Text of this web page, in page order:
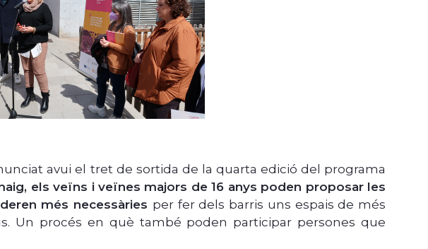
avui el tret de sortida de la quarta edició del programa
els veïns i veïnes majors de 16 anys poden proposar les
més necessàries per fer dels barris uns espais de més
Un procés en què també poden participar persones que